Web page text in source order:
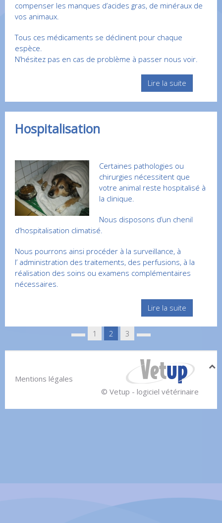
compenser les manques d’acides gras, de minéraux de
vos animaux.
Tous ces médicaments se déclinent pour chaque
espèce.
N’hésitez pas en cas de problème à passer nous voir.
Lire la suite
Hospitalisation
Certaines pathologies ou
chirurgies nécessitent que
votre animal reste hospitalisé à
la clinique.
Nous disposons d’un chenil
d’hospitalisation climatisé.
Nous pourrons ainsi procéder à la surveillance, à
l’ administration des traitements, des perfusions, à la
réalisation des soins ou examens complémentaires
nécessaires.
Lire la suite
1 2 3
Mentions légales
© Vetup - logiciel vétérinaire